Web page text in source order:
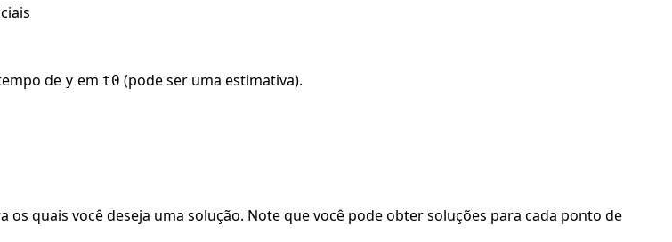
de y em t0 (pode ser uma estimativa).
os quais você deseja uma solução. Note que você pode obter soluções para cada ponto de